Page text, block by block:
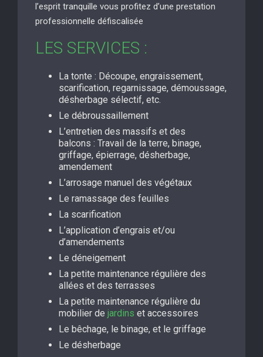
l’esprit tranquille vous profitez d’une prestation
professionnelle défiscalisée
LES SERVICES :
La tonte : Découpe, engraissement,
scarification, regarnissage, démoussage,
désherbage sélectif, etc.
Le débroussaillement
L’entretien des massifs et des
balcons : Travail de la terre, binage,
griffage, épierrage, désherbage,
amendement
L’arrosage manuel des végétaux
Le ramassage des feuilles
La scarification
L’application d’engrais et/ou
d’amendements
Le déneigement
La petite maintenance régulière des
allées et des terrasses
La petite maintenance régulière du
mobilier de jardins et accessoires
Le bêchage, le binage, et le griffage
Le désherbage